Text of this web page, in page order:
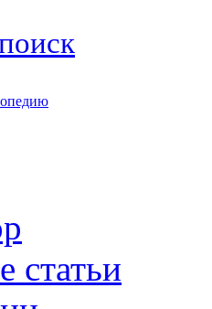
статьи